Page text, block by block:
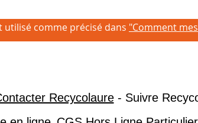
utilisé comme précisé dans "Comment
Recycolaure- Suivre